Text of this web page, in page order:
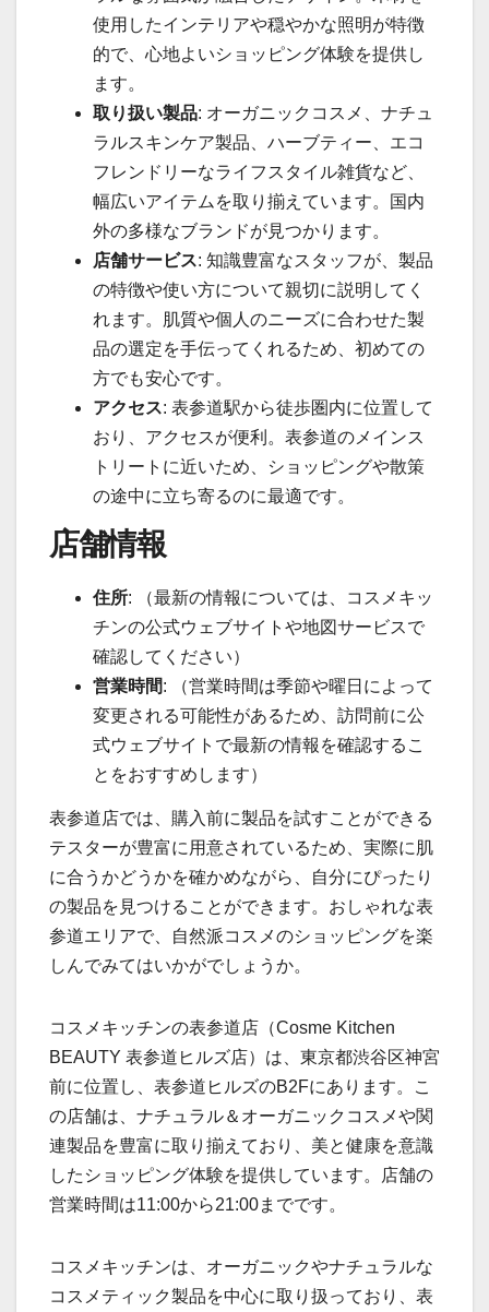
使用したインテリアや穏やかな照明が特徴
的で、心地よいショッピング体験を提供し
ます。
取り扱い製品: オーガニックコスメ、ナチュ
ラルスキンケア製品、ハーブティー、エコ
フレンドリーなライフスタイル雑貨など、
幅広いアイテムを取り揃えています。国内
外の多様なブランドが見つかります。
店舗サービス: 知識豊富なスタッフが、製品
の特徴や使い方について親切に説明してく
れます。肌質や個人のニーズに合わせた製
品の選定を手伝ってくれるため、初めての
方でも安心です。
アクセス: 表参道駅から徒歩圏内に位置して
おり、アクセスが便利。表参道のメインス
トリートに近いため、ショッピングや散策
の途中に立ち寄るのに最適です。
店舗情報
住所: （最新の情報については、コスメキッ
チンの公式ウェブサイトや地図サービスで
確認してください）
営業時間: （営業時間は季節や曜日によって
変更される可能性があるため、訪問前に公
式ウェブサイトで最新の情報を確認するこ
とをおすすめします）
表参道店では、購入前に製品を試すことができる
テスターが豊富に用意されているため、実際に肌
に合うかどうかを確かめながら、自分にぴったり
の製品を見つけることができます。おしゃれな表
参道エリアで、自然派コスメのショッピングを楽
しんでみてはいかがでしょうか。
コスメキッチンの表参道店（Cosme Kitchen
BEAUTY 表参道ヒルズ店）は、東京都渋谷区神宮
前に位置し、表参道ヒルズのB2Fにあります。こ
の店舗は、ナチュラル＆オーガニックコスメや関
連製品を豊富に取り揃えており、美と健康を意識
したショッピング体験を提供しています。店舗の
営業時間は11:00から21:00までです。
コスメキッチンは、オーガニックやナチュラルな
コスメティック製品を中心に取り扱っており、表